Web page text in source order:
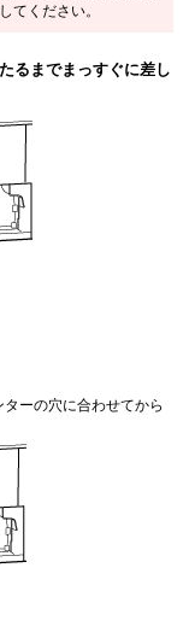
てください。
るまでまっすぐに差し
ーの穴に合わせてから